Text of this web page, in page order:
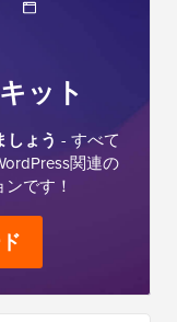
ット
ょう - すべて
関連の
です！